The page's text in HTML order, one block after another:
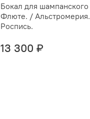
Бокал для шампанского
Флюте. / Альстромерия.
Роспись.
13 300 ₽